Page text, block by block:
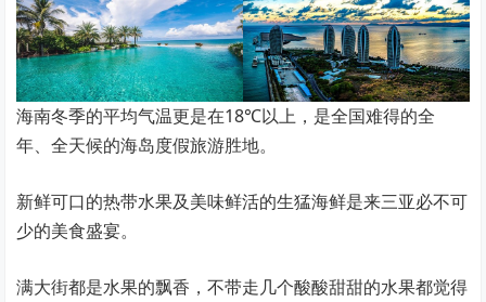
海南冬季的平均气温更是在18℃以上，是全国难得的全
年、全天候的海岛度假旅游胜地。
新鲜可口的热带水果及美味鲜活的生猛海鲜是来三亚必不可
少的美食盛宴。
满大街都是水果的飘香，不带走几个酸酸甜甜的水果都觉得